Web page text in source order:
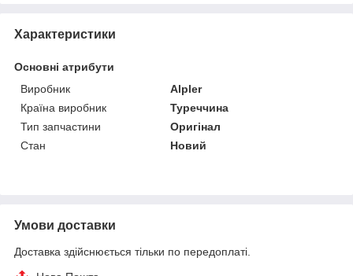
Характеристики
Основні атрибути
Виробник
Alpler
Країна виробник
Туреччина
Тип запчастини
Оригінал
Стан
Новий
Умови доставки
Доставка здійснюється тільки по передоплаті.